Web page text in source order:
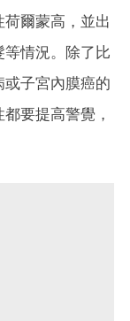
爾蒙高，並出
情況。除了比
子宮內膜癌的
要提高警覺，